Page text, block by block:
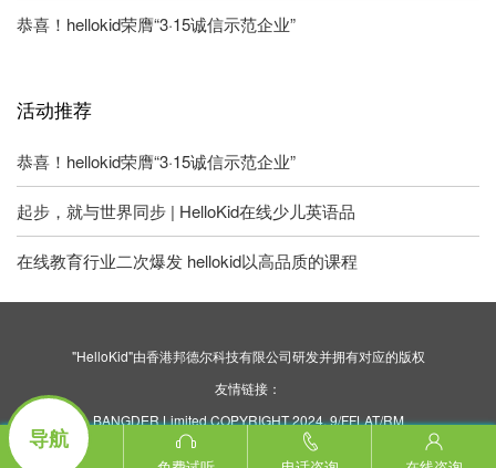
恭喜！hellokid荣膺“3·15诚信示范企业”
活动推荐
恭喜！hellokid荣膺“3·15诚信示范企业”
起步，就与世界同步 | HelloKid在线少儿英语品
在线教育行业二次爆发 hellokid以高品质的课程
"HelloKid"由香港邦德尔科技有限公司研发并拥有对应的版权
友情链接：
BANGDER Limited COPYRIGHT 2024. 9/FFLAT/RM
ASILVERCORP INTERNATIONAL TOWER707-713
NATHAN ROAD MONGKOK KL
导航